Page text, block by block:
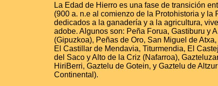
La Edad de Hierro es una fase de transición
(900 a. n.e al comienzo de la Protohistoria y la
dedicados a la ganadería y a la agricultura,
adobe. Algunos son: Peña Forua, Gastiburu y
(Gipuzkoa), Peñas de Oro, San Miguel de
El Castillar de Mendavia, Titurmendia, El
del Saco y Alto de la Criz (Nafarroa),
HiriBerri, Gaztelu de Gotein, y Gaztelu de
Continental).